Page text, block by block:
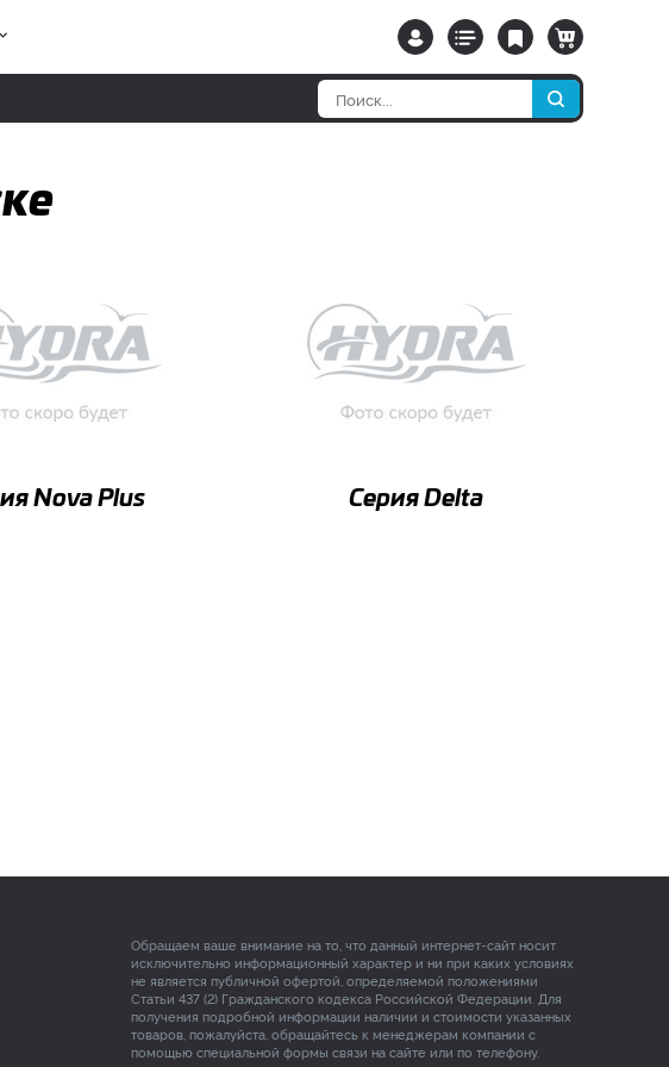
Nova Plus Серия Delta
Обращаем ваше внимание на то, что данный интернет-сайт носит
исключительно информационный характер и ни при каких условиях
не является публичной офертой, определяемой положениями
Статьи 437 (2) Гражданского кодекса Российской Федерации. Для
получения подробной информации наличии и стоимости указанных
товаров, пожалуйста, обращайтесь к менеджерам компании с
помощью специальной формы связи на сайте или по телефону.